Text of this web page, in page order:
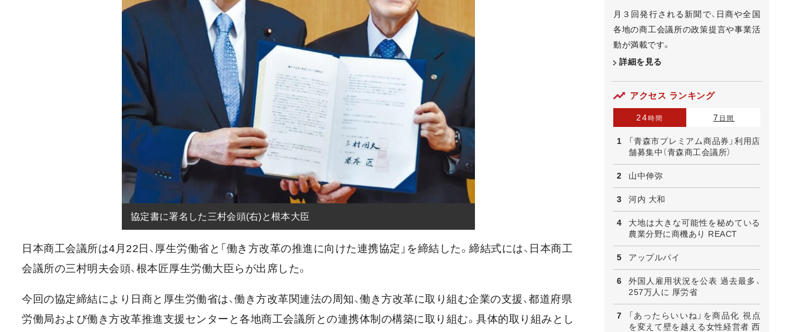
協定書に署名した三村会頭(右)と根本大臣
日本商工会議所は4月22日、厚生労働省と「働き方改革の推進に向けた連携協定」を締結した。締結式には、日本商工
会議所の三村明夫会頭、根本匠厚生労働大臣らが出席した。
今回の協定締結により日商と厚生労働省は、働き方改革関連法の周知、働き方改革に取り組む企業の支援、都道府県
労働局および働き方改革推進支援センターと各地商工会議所との連携体制の構築に取り組む。具体的取り組みとし
月３回発行される新聞で、日商や全国
各地の商工会議所の政策提言や事業活
動が満載です。
詳細を見る
アクセス ランキング
24時間 7 日間
「青森市プレミアム商品券」利用店
舗募集中（青森商工会議所）
山中伸弥
河内 大和
大地は大きな可能性を秘めている
農業分野に商機あり REACT
アップルパイ
外国人雇用状況を公表 過去最多、
257万人に 厚労省
「あったらいいね」を商品化 視点
を変えて壁を越える女性経営者 西